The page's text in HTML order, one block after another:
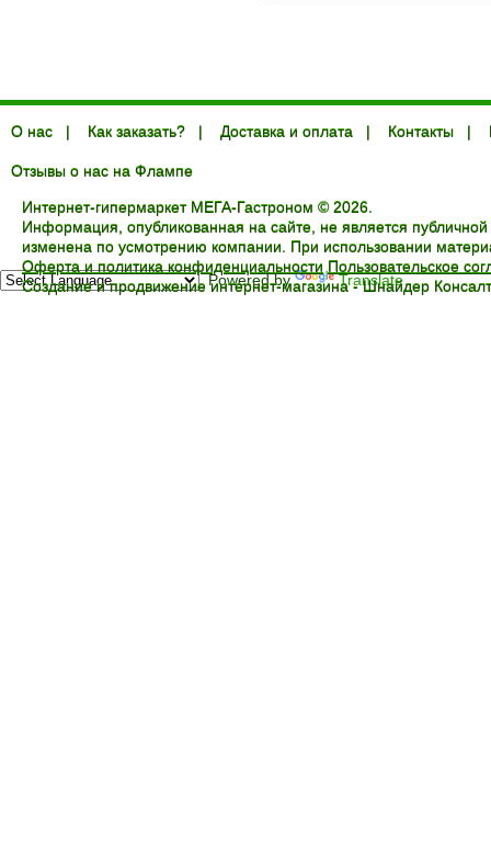
О нас | Как заказать? | Доставка и оплата | Контакты |
Отзывы о нас на Флампе
Интернет-гипермаркет МЕГА-Гастроном © 2026.
Информация, опубликованная на сайте, не является
изменена по усмотрению компании. При использовании
Оферта и политика конфиденциальности Пользовательское
Создание и продвижение интернет-магазина -Шнайдер
Powered by Translate